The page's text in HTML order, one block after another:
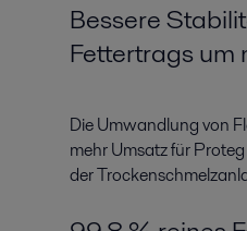
Bessere
Fettertrags um
Die Umwandlung von
mehr Umsatz für
der